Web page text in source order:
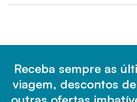
Receba sempre as
viagem, descontos